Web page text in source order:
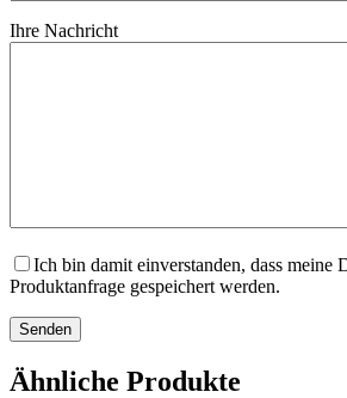
Ihre Nachricht
Ich bin damit einverstanden, dass meine
Produktanfrage gespeichert werden.
Ähnliche Produkte